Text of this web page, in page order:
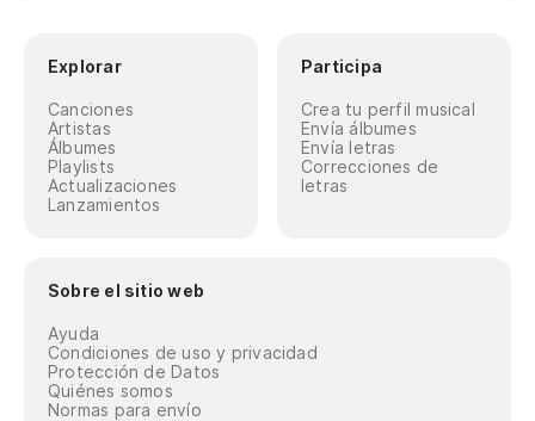
Explorar
Canciones
Artistas
Álbumes
Playlists
Actualizaciones
Lanzamientos
Participa
Crea tu perfil musical
Envía álbumes
Envía letras
Correcciones de
letras
Sobre el sitio web
Ayuda
Condiciones de uso y privacidad
Protección de Datos
Quiénes somos
Normas para envío